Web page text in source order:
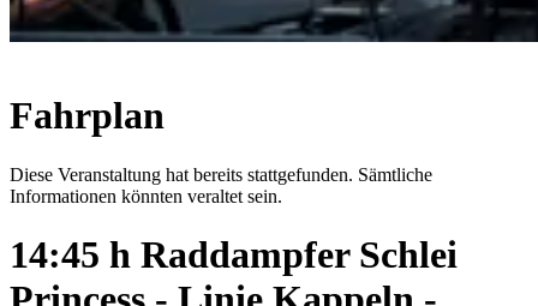
Fahrplan
Diese Veranstaltung hat bereits stattgefunden. Sämtliche
Informationen könnten veraltet sein.
14:45 h Raddampfer Schlei